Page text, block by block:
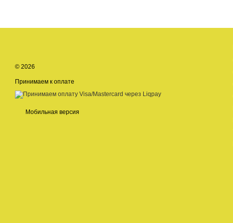
© 2026
Принимаем к оплате
Мобильная версия